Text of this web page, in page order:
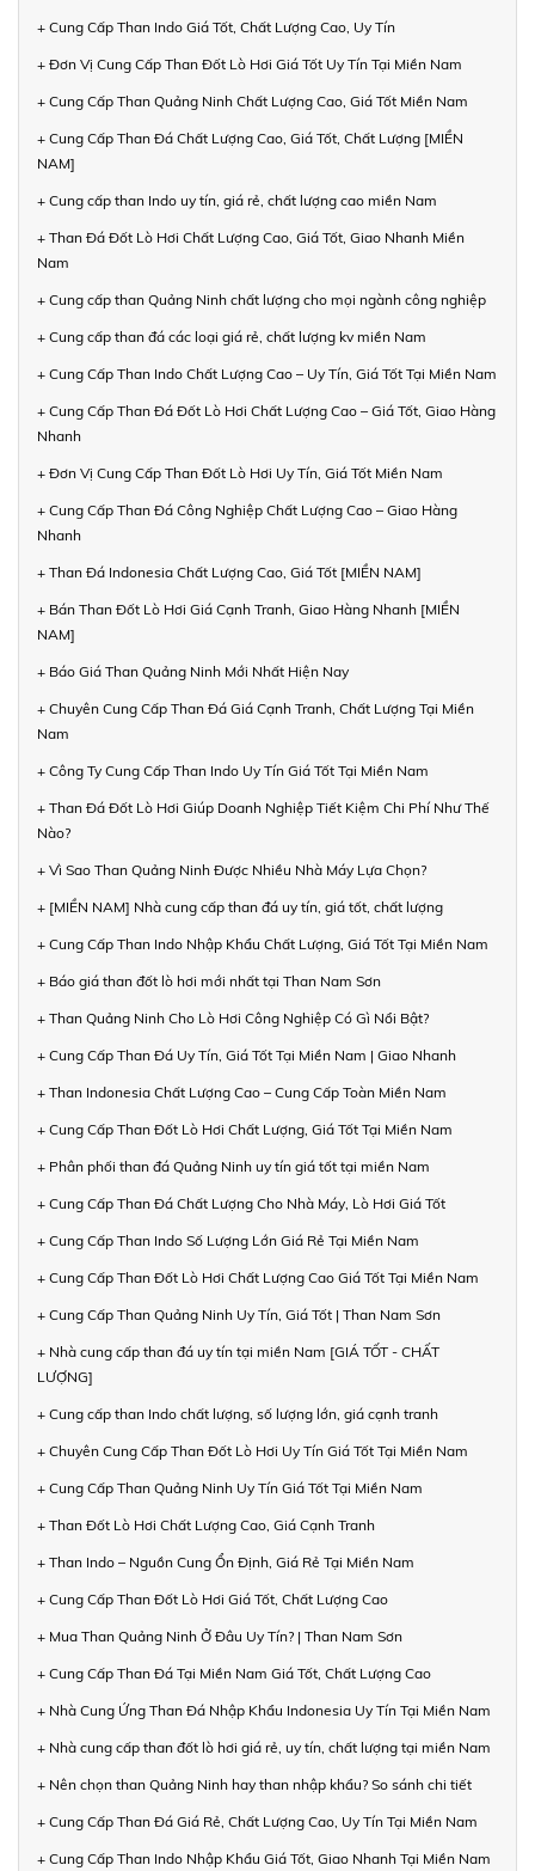
+ Cung Cấp Than Indo Giá Tốt, Chất Lượng Cao, Uy Tín
+ Đơn Vị Cung Cấp Than Đốt Lò Hơi Giá Tốt Uy Tín Tại Miền Nam
+ Cung Cấp Than Quảng Ninh Chất Lượng Cao, Giá Tốt Miền Nam
+ Cung Cấp Than Đá Chất Lượng Cao, Giá Tốt, Chất Lượng [MIỀN
NAM]
+ Cung cấp than Indo uy tín, giá rẻ, chất lượng cao miền Nam
+ Than Đá Đốt Lò Hơi Chất Lượng Cao, Giá Tốt, Giao Nhanh Miền
Nam
+ Cung cấp than Quảng Ninh chất lượng cho mọi ngành công nghiệp
+ Cung cấp than đá các loại giá rẻ, chất lượng kv miền Nam
+ Cung Cấp Than Indo Chất Lượng Cao – Uy Tín, Giá Tốt Tại Miền Nam
+ Cung Cấp Than Đá Đốt Lò Hơi Chất Lượng Cao – Giá Tốt, Giao Hàng
Nhanh
+ Đơn Vị Cung Cấp Than Đốt Lò Hơi Uy Tín, Giá Tốt Miền Nam
+ Cung Cấp Than Đá Công Nghiệp Chất Lượng Cao – Giao Hàng
Nhanh
+ Than Đá Indonesia Chất Lượng Cao, Giá Tốt [MIỀN NAM]
+ Bán Than Đốt Lò Hơi Giá Cạnh Tranh, Giao Hàng Nhanh [MIỀN
NAM]
+ Báo Giá Than Quảng Ninh Mới Nhất Hiện Nay
+ Chuyên Cung Cấp Than Đá Giá Cạnh Tranh, Chất Lượng Tại Miền
Nam
+ Công Ty Cung Cấp Than Indo Uy Tín Giá Tốt Tại Miền Nam
+ Than Đá Đốt Lò Hơi Giúp Doanh Nghiệp Tiết Kiệm Chi Phí Như Thế
Nào?
+ Vì Sao Than Quảng Ninh Được Nhiều Nhà Máy Lựa Chọn?
+ [MIỀN NAM] Nhà cung cấp than đá uy tín, giá tốt, chất lượng
+ Cung Cấp Than Indo Nhập Khẩu Chất Lượng, Giá Tốt Tại Miền Nam
+ Báo giá than đốt lò hơi mới nhất tại Than Nam Sơn
+ Than Quảng Ninh Cho Lò Hơi Công Nghiệp Có Gì Nổi Bật?
+ Cung Cấp Than Đá Uy Tín, Giá Tốt Tại Miền Nam | Giao Nhanh
+ Than Indonesia Chất Lượng Cao – Cung Cấp Toàn Miền Nam
+ Cung Cấp Than Đốt Lò Hơi Chất Lượng, Giá Tốt Tại Miền Nam
+ Phân phối than đá Quảng Ninh uy tín giá tốt tại miền Nam
+ Cung Cấp Than Đá Chất Lượng Cho Nhà Máy, Lò Hơi Giá Tốt
+ Cung Cấp Than Indo Số Lượng Lớn Giá Rẻ Tại Miền Nam
+ Cung Cấp Than Đốt Lò Hơi Chất Lượng Cao Giá Tốt Tại Miền Nam
+ Cung Cấp Than Quảng Ninh Uy Tín, Giá Tốt | Than Nam Sơn
+ Nhà cung cấp than đá uy tín tại miền Nam [GIÁ TỐT - CHẤT
LƯỢNG]
+ Cung cấp than Indo chất lượng, số lượng lớn, giá cạnh tranh
+ Chuyên Cung Cấp Than Đốt Lò Hơi Uy Tín Giá Tốt Tại Miền Nam
+ Cung Cấp Than Quảng Ninh Uy Tín Giá Tốt Tại Miền Nam
+ Than Đốt Lò Hơi Chất Lượng Cao, Giá Cạnh Tranh
+ Than Indo – Nguồn Cung Ổn Định, Giá Rẻ Tại Miền Nam
+ Cung Cấp Than Đốt Lò Hơi Giá Tốt, Chất Lượng Cao
+ Mua Than Quảng Ninh Ở Đâu Uy Tín? | Than Nam Sơn
+ Cung Cấp Than Đá Tại Miền Nam Giá Tốt, Chất Lượng Cao
+ Nhà Cung Ứng Than Đá Nhập Khẩu Indonesia Uy Tín Tại Miền Nam
+ Nhà cung cấp than đốt lò hơi giá rẻ, uy tín, chất lượng tại miền Nam
+ Nên chọn than Quảng Ninh hay than nhập khẩu? So sánh chi tiết
+ Cung Cấp Than Đá Giá Rẻ, Chất Lượng Cao, Uy Tín Tại Miền Nam
+ Cung Cấp Than Indo Nhập Khẩu Giá Tốt, Giao Nhanh Tại Miền Nam